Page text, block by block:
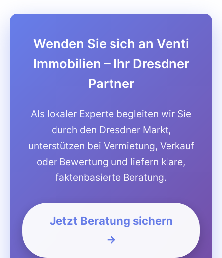
Wenden Sie sich an Venti
Immobilien – Ihr Dresdner
Partner
Als lokaler Experte begleiten wir Sie
durch den Dresdner Markt,
unterstützen bei Vermietung, Verkauf
oder Bewertung und liefern klare,
faktenbasierte Beratung.
Jetzt Beratung sichern
→